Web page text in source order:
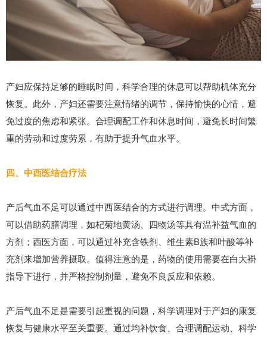
产妇应保持足够的睡眠时间，科学合理的休息可以帮助机体充分
恢复。此外，产妇还需要注意情绪的调节，保持愉快的心情，避
免过度的焦虑和紧张。合理调配工作和休息时间，避免长时间繁
重的劳动和过度劳累，有助于提升气血水平。
四、中西医结合疗法
产后气血不足可以通过中西医结合的方式进行调理。中式方面，
可以借助药膳调理，如杞菊地黄汤、四物汤等具有温补益气血的
方剂；西医方面，可以通过补充含铁剂、维生素B族和叶酸等补
充剂来增加营养摄取。值得注意的是，药物的使用需要在白大褂
指导下进行，并严格控制剂量，避免不良反应和依赖。
产后气血不足是需要引起重视的问题，科学调理对于产妇的康复
恢复与健康水平至关重要。通过均补饮食、合理调配运动、科学